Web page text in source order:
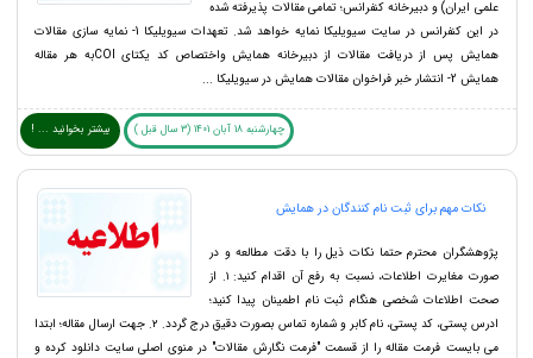
علمی ایران) و دبیرخانه کنفرانس؛ تمامی مقالات پذیرفته شده
در این کنفرانس در سایت سیویلیکا نمایه خواهد شد. تعهدات سیویلیکا 1- نمایه سازی مقالات
همایش پس از دریافت مقالات از دبیرخانه همایش واختصاص کد یکتای COIبه هر مقاله
همایش 2- انتشار خبر فراخوان مقالات همایش در سیویلیکا ...
چهارشنبه 18 آبان 1401 (3 سال قبل ) بیشتر بخوانید ... !
نکات مهم برای ثبت نام کنندگان در همایش
پژوهشگران محترم حتما نکات ذیل را با دقت مطالعه و در
صورت مغایرت اطلاعات، نسبت به رفع آن اقدام کنید: ۱. از
صحت اطلاعات شخصی هنگام ثبت نام اطمینان پیدا کنید؛
ادرس پستی، کد پستی، نام کابر و شماره تماس بصورت دقیق درج گردد. ۲. جهت ارسال مقاله؛ ابتدا
می بایست فرمت مقاله را از قسمت "فرمت نگارش مقالات" در منوی اصلی سایت دانلود کرده و